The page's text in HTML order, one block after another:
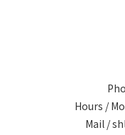
Hours /
Mail /